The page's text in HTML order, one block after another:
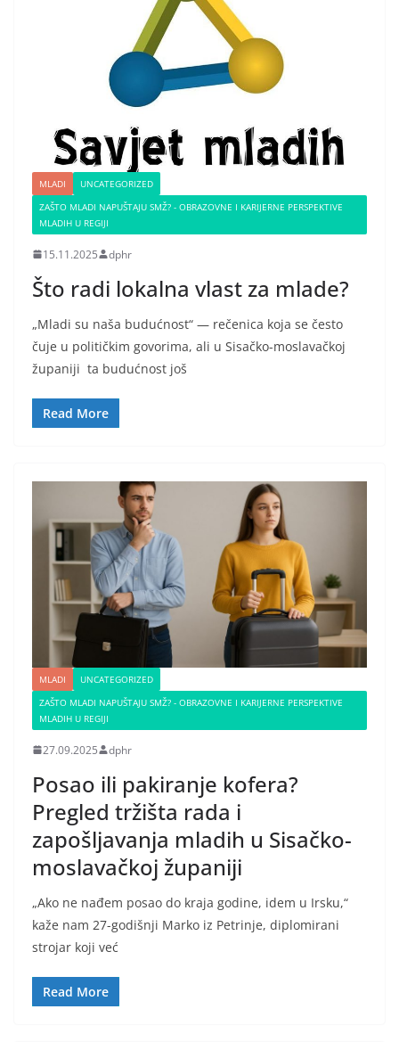
MLADI
UNCATEGORIZED
ZAŠTO MLADI NAPUŠTAJU SMŽ? - OBRAZOVNE I KARIJERNE PERSPEKTIVE
MLADIH U REGIJI
15.11.2025 dphr
Što radi lokalna vlast za mlade?
„Mladi su naša budućnost“ — rečenica koja se često
čuje u političkim govorima, ali u Sisačko-moslavačkoj
županiji ta budućnost još
Read More
MLADI
UNCATEGORIZED
ZAŠTO MLADI NAPUŠTAJU SMŽ? - OBRAZOVNE I KARIJERNE PERSPEKTIVE
MLADIH U REGIJI
27.09.2025 dphr
Posao ili pakiranje kofera?
Pregled tržišta rada i
zapošljavanja mladih u Sisačko-
moslavačkoj županiji
„Ako ne nađem posao do kraja godine, idem u Irsku,“
kaže nam 27-godišnji Marko iz Petrinje, diplomirani
strojar koji već
Read More